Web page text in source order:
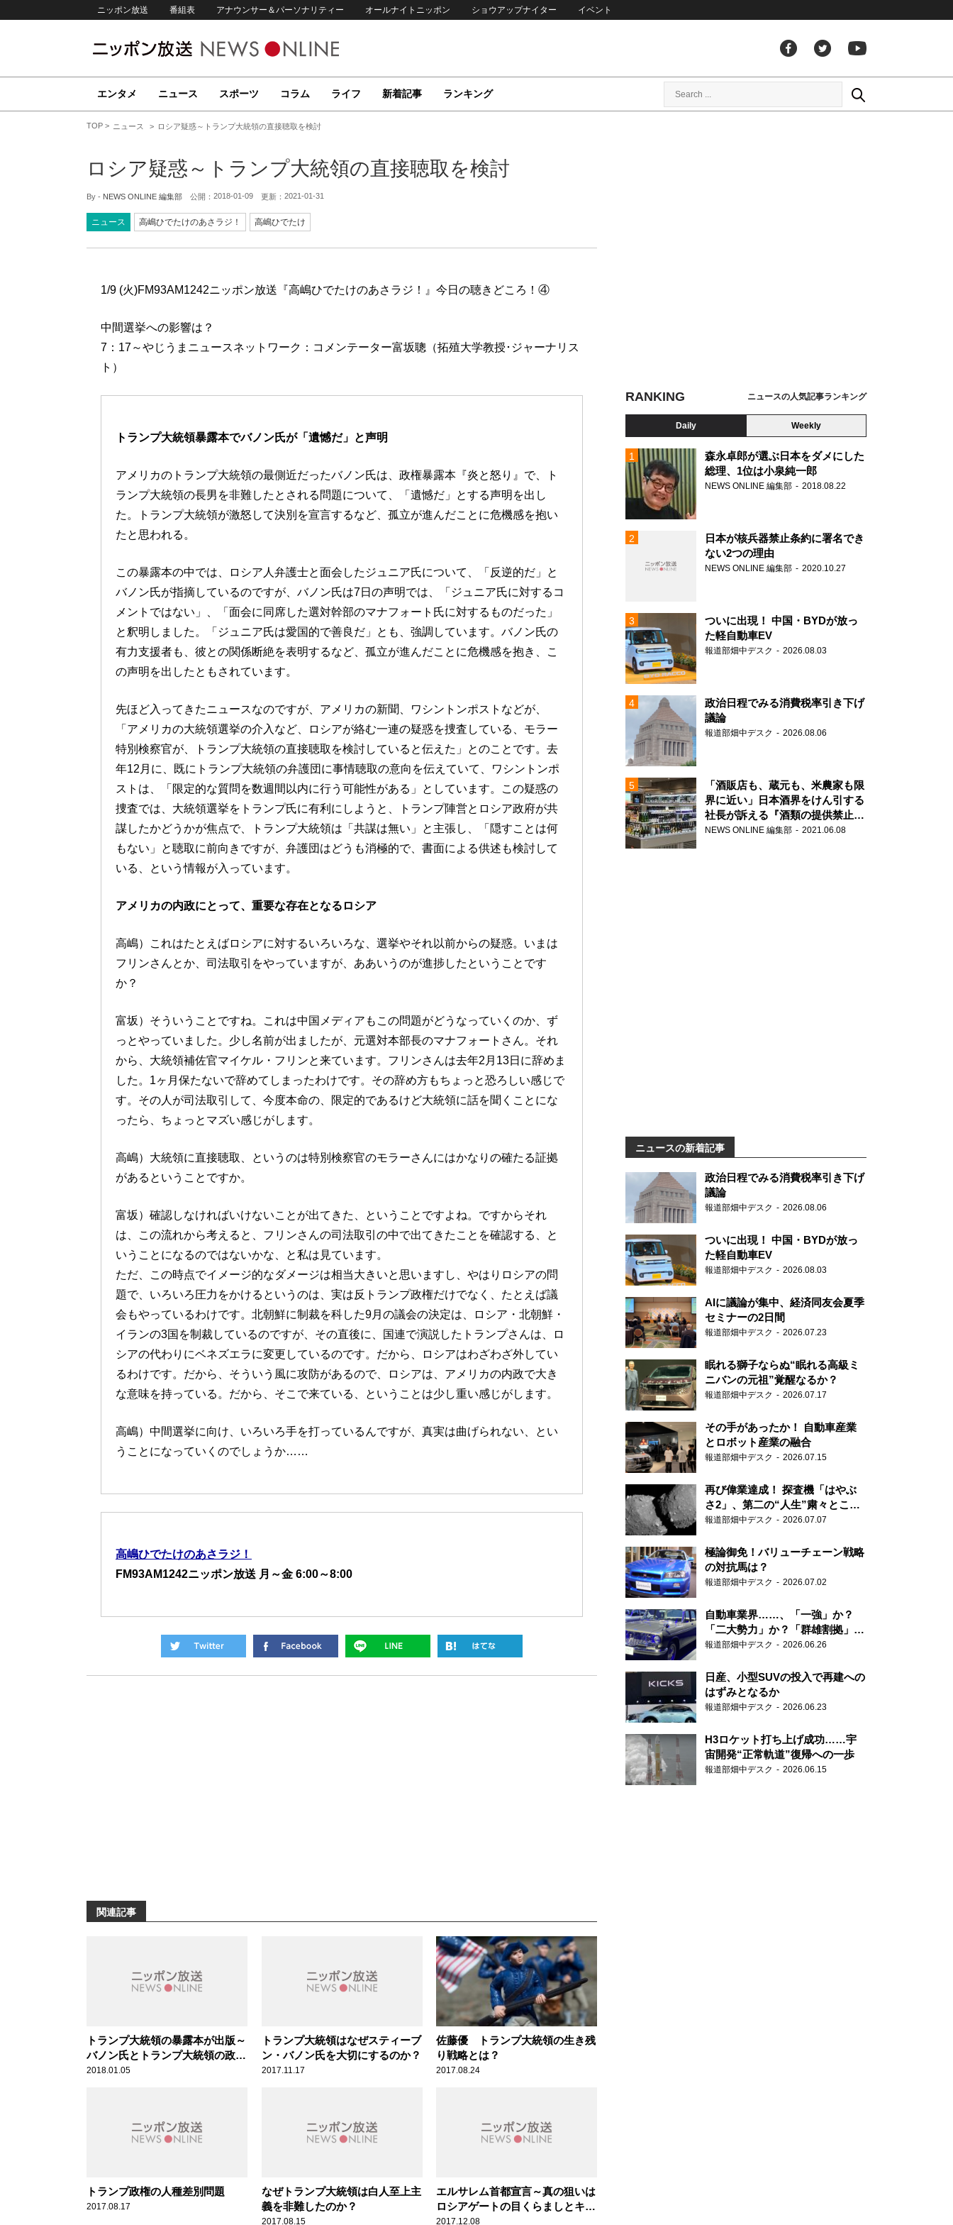
ニッポン放送 番組表 アナウンサー＆パーソナリティー オールナイトニッポン ショウアップナイター イベント
エンタメ ニュース スポーツ コラム ライフ 新着記事 ランキング
TOP ニュース ロシア疑惑～トランプ大統領の直接聴取を検討
ロシア疑惑～トランプ大統領の直接聴取を検討
By - NEWS ONLINE 編集部 公開： 2018-01-09 更新： 2021-01-31
ニュース 高嶋ひでたけのあさラジ！ 高嶋ひでたけ
1/9 (火)FM93AM1242ニッポン放送『高嶋ひでたけのあさラジ！』今日の聴きどころ！④
中間選挙への影響は？
7：17～やじうまニュースネットワーク：コメンテーター富坂聰（拓殖大学教授･ジャーナリス
ト）
トランプ大統領暴露本でバノン氏が「遺憾だ」と声明
アメリカのトランプ大統領の最側近だったバノン氏は、政権暴露本『炎と怒り』で、ト
ランプ大統領の長男を非難したとされる問題について、「遺憾だ」とする声明を出し
た。トランプ大統領が激怒して決別を宣言するなど、孤立が進んだことに危機感を抱い
たと思われる。
この暴露本の中では、ロシア人弁護士と面会したジュニア氏について、「反逆的だ」と
バノン氏が指摘しているのですが、バノン氏は7日の声明では、「ジュニア氏に対するコ
メントではない」、「面会に同席した選対幹部のマナフォート氏に対するものだった」
と釈明しました。「ジュニア氏は愛国的で善良だ」とも、強調しています。バノン氏の
有力支援者も、彼との関係断絶を表明するなど、孤立が進んだことに危機感を抱き、こ
の声明を出したともされています。
先ほど入ってきたニュースなのですが、アメリカの新聞、ワシントンポストなどが、
「アメリカの大統領選挙の介入など、ロシアが絡む一連の疑惑を捜査している、モラー
特別検察官が、トランプ大統領の直接聴取を検討していると伝えた」とのことです。去
年12月に、既にトランプ大統領の弁護団に事情聴取の意向を伝えていて、ワシントンポ
ストは、「限定的な質問を数週間以内に行う可能性がある」としています。この疑惑の
捜査では、大統領選挙をトランプ氏に有利にしようと、トランプ陣営とロシア政府が共
謀したかどうかが焦点で、トランプ大統領は「共謀は無い」と主張し、「隠すことは何
もない」と聴取に前向きですが、弁護団はどうも消極的で、書面による供述も検討して
いる、という情報が入っています。
アメリカの内政にとって、重要な存在となるロシア
高嶋）これはたとえばロシアに対するいろいろな、選挙やそれ以前からの疑惑。いまは
フリンさんとか、司法取引をやっていますが、ああいうのが進捗したということです
か？
富坂）そういうことですね。これは中国メディアもこの問題がどうなっていくのか、ず
っとやっていました。少し名前が出ましたが、元選対本部長のマナフォートさん。それ
から、大統領補佐官マイケル・フリンと来ています。フリンさんは去年2月13日に辞めま
した。1ヶ月保たないで辞めてしまったわけです。その辞め方もちょっと恐ろしい感じで
す。その人が司法取引して、今度本命の、限定的であるけど大統領に話を聞くことにな
ったら、ちょっとマズい感じがします。
高嶋）大統領に直接聴取、というのは特別検察官のモラーさんにはかなりの確たる証拠
があるということですか。
富坂）確認しなければいけないことが出てきた、ということですよね。ですからそれ
は、この流れから考えると、フリンさんの司法取引の中で出てきたことを確認する、と
いうことになるのではないかな、と私は見ています。
ただ、この時点でイメージ的なダメージは相当大きいと思いますし、やはりロシアの問
題で、いろいろ圧力をかけるというのは、実は反トランプ政権だけでなく、たとえば議
会もやっているわけです。北朝鮮に制裁を科した9月の議会の決定は、ロシア・北朝鮮・
イランの3国を制裁しているのですが、その直後に、国連で演説したトランプさんは、ロ
シアの代わりにベネズエラに変更しているのです。だから、ロシアはわざわざ外してい
るわけです。だから、そういう風に攻防があるので、ロシアは、アメリカの内政で大き
な意味を持っている。だから、そこで来ている、ということは少し重い感じがします。
高嶋）中間選挙に向け、いろいろ手を打っているんですが、真実は曲げられない、とい
うことになっていくのでしょうか……
高嶋ひでたけのあさラジ！
FM93AM1242ニッポン放送 月～金 6:00～8:00
関連記事
トランプ大統領の暴露本が出版～
バノン氏とトランプ大統領の政治
生命をかけた闘いに!?
2018.01.05
トランプ大統領はなぜスティーブ
ン・バノン氏を大切にするのか？
2017.11.17
佐藤優 トランプ大統領の生き残
り戦略とは？
2017.08.24
トランプ政権の人種差別問題
2017.08.17
なぜトランプ大統領は白人至上主
義を非難したのか？
2017.08.15
エルサレム首都宣言～真の狙いは
ロシアゲートの目くらましとキリ
スト福音派の票
2017.12.08
RANKING ニュースの人気記事ランキング
Daily Weekly
森永卓郎が選ぶ日本をダメにした
総理、1位は小泉純一郎
NEWS ONLINE 編集部 2018.08.22
日本が核兵器禁止条約に署名でき
ない2つの理由
NEWS ONLINE 編集部 2020.10.27
ついに出現！ 中国・BYDが放っ
た軽自動車EV
報道部畑中デスク 2026.08.03
政治日程でみる消費税率引き下げ
議論
報道部畑中デスク 2026.08.06
「酒販店も、蔵元も、米農家も限
界に近い」日本酒界をけん引する
社長が訴える『酒類の提供禁止』
策の大打撃
NEWS ONLINE 編集部 2021.06.08
ニュースの新着記事
政治日程でみる消費税率引き下げ
議論
報道部畑中デスク 2026.08.06
ついに出現！ 中国・BYDが放っ
た軽自動車EV
報道部畑中デスク 2026.08.03
AIに議論が集中、経済同友会夏季
セミナーの2日間
報道部畑中デスク 2026.07.23
眠れる獅子ならぬ“眠れる高級ミ
ニバンの元祖”覚醒なるか？
報道部畑中デスク 2026.07.17
その手があったか！ 自動車産業
とロボット産業の融合
報道部畑中デスク 2026.07.15
再び偉業達成！ 探査機「はやぶ
さ2」、第二の“人生”粛々とこな
す
報道部畑中デスク 2026.07.07
極論御免！バリューチェーン戦略
の対抗馬は？
報道部畑中デスク 2026.07.02
自動車業界……、「一強」か？
「二大勢力」か？「群雄割拠」
か？
報道部畑中デスク 2026.06.26
日産、小型SUVの投入で再建への
はずみとなるか
報道部畑中デスク 2026.06.23
H3ロケット打ち上げ成功……宇
宙開発“正常軌道”復帰への一歩
報道部畑中デスク 2026.06.15